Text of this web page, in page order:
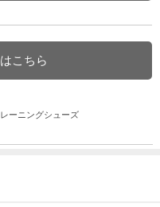
こちら
ーニングシューズ